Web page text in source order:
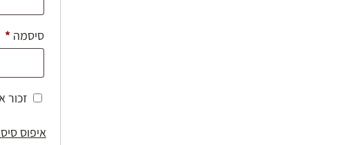
סיסמה*
זכור
איפוס